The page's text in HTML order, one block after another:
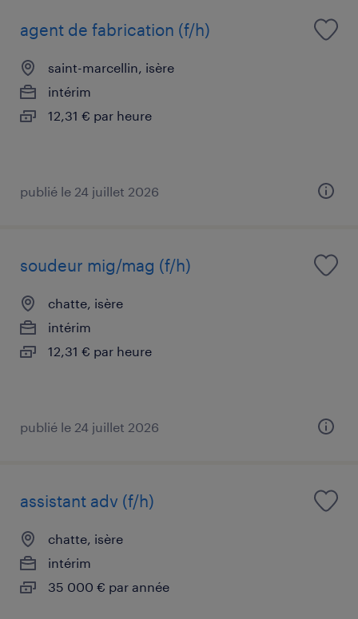
agent de fabrication (f/h)
saint-marcellin, isère
intérim
12,31 € par heure
publié le 24 juillet 2026
soudeur mig/mag (f/h)
chatte, isère
intérim
12,31 € par heure
publié le 24 juillet 2026
assistant adv (f/h)
chatte, isère
intérim
35 000 € par année